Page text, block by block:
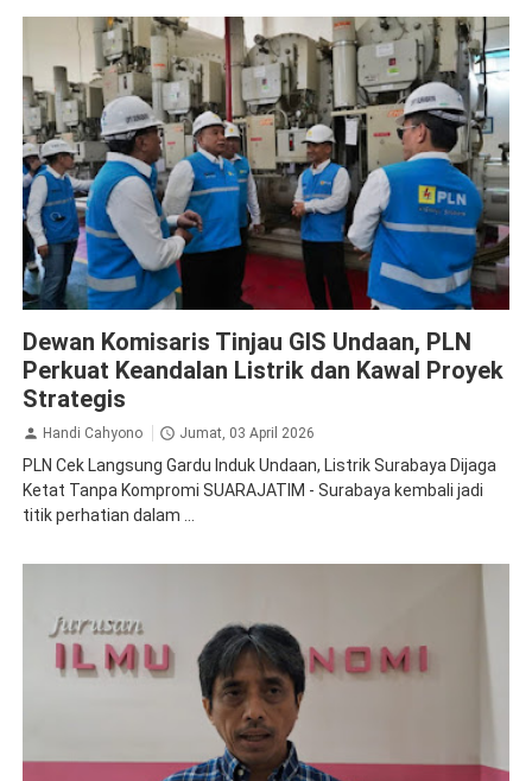
Dewan Komisaris Tinjau GIS Undaan, PLN
Perkuat Keandalan Listrik dan Kawal Proyek
Strategis
Handi Cahyono Jumat, 03 April 2026
PLN Cek Langsung Gardu Induk Undaan, Listrik Surabaya Dijaga
Ketat Tanpa Kompromi SUARAJATIM - Surabaya kembali jadi
titik perhatian dalam ...